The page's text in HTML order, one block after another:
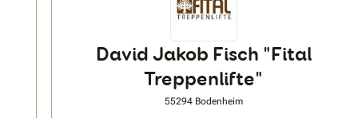
David Jakob Fisch "Fital
Treppenlifte"
55294 Bodenheim